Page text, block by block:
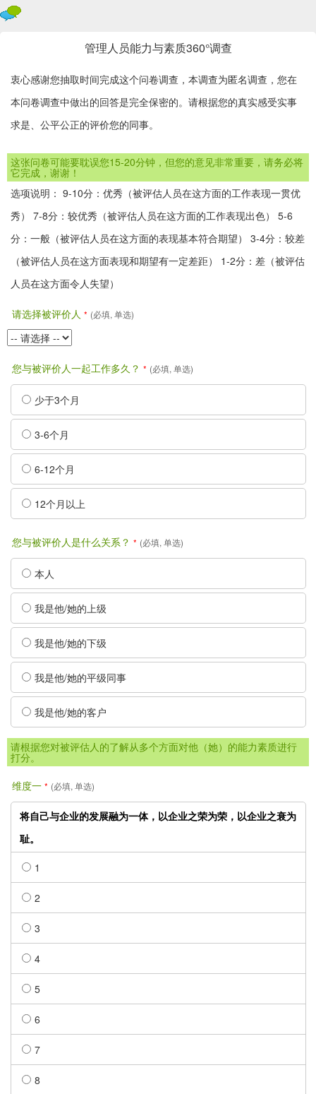
管理人员能力与素质360°调查
衷心感谢您抽取时间完成这个问卷调查，本调查为匿名调查，您在
本问卷调查中做出的回答是完全保密的。请根据您的真实感受实事
求是、公平公正的评价您的同事。
这张问卷可能要耽误您15-20分钟，但您的意见非常重要，请务必将
它完成，谢谢！
选项说明： 9-10分：优秀（被评估人员在这方面的工作表现一贯优
秀） 7-8分：较优秀（被评估人员在这方面的工作表现出色） 5-6
分：一般（被评估人员在这方面的表现基本符合期望） 3-4分：较差
（被评估人员在这方面表现和期望有一定差距） 1-2分：差（被评估
人员在这方面令人失望）
请选择被评价人 * (必填, 单选)
您与被评价人一起工作多久？ * (必填, 单选)
少于3个月
3-6个月
6-12个月
12个月以上
您与被评价人是什么关系？ * (必填, 单选)
本人
我是他/她的上级
我是他/她的下级
我是他/她的平级同事
我是他/她的客户
请根据您对被评估人的了解从多个方面对他（她）的能力素质进行
打分。
维度一 * (必填, 单选)
将自己与企业的发展融为一体，以企业之荣为荣，以企业之衰为
耻。
1
2
3
4
5
6
7
8